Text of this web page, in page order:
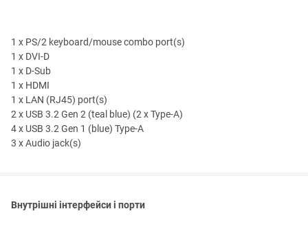
1 x PS/2 keyboard/mouse combo port(s)
1 x DVI-D
1 x D-Sub
1 x HDMI
1 x LAN (RJ45) port(s)
2 x USB 3.2 Gen 2 (teal blue) (2 x Type-A)
4 x USB 3.2 Gen 1 (blue) Type-A
3 x Audio jack(s)
Внутрішні інтерфейси і порти